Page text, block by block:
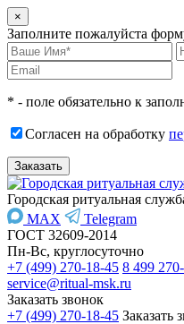
×
Заполните пожалуйста
* - поле обязательно к
Согласен на обработку
Городская ритуальная
MAX
Telegram
ГОСТ 32609-2014
Пн-Вс, круглосуточно
+7 (499) 270-18-45 8 499
service@ritual-msk.ru
Заказать звонок
+7 (499) 270-18-45 Заказать